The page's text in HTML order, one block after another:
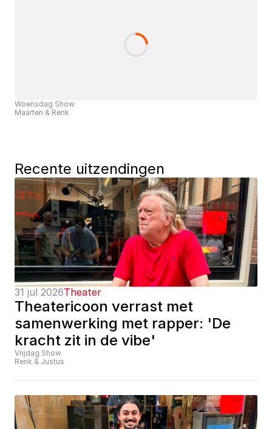
Woensdag Show
Maarten & Renk
Recente uitzendingen
31 jul 2026Theater
Theatericoon verrast met
samenwerking met rapper: 'De
kracht zit in de vibe'
Vrijdag Show
Renk & Justus